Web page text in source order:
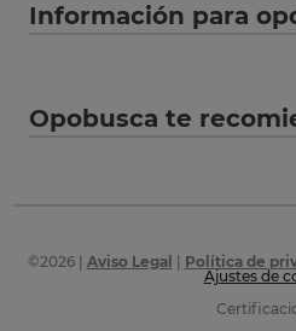
Información para
Opobusca te
©2026| Aviso Legal Política de
Ajustes de